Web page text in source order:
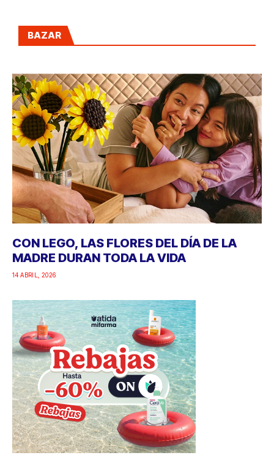
BAZAR
CON LEGO, LAS FLORES DEL DÍA DE LA
MADRE DURAN TODA LA VIDA
14 ABRIL, 2026